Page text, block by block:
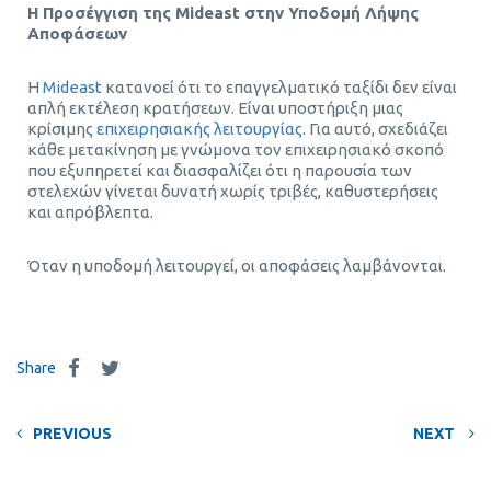
Η Προσέγγιση της Mideast στην Υποδομή Λήψης
Αποφάσεων
Η Mideast κατανοεί ότι το επαγγελματικό ταξίδι δεν είναι
απλή εκτέλεση κρατήσεων. Είναι υποστήριξη μιας
κρίσιμης επιχειρησιακής λειτουργίας. Για αυτό, σχεδιάζει
κάθε μετακίνηση με γνώμονα τον επιχειρησιακό σκοπό
που εξυπηρετεί και διασφαλίζει ότι η παρουσία των
στελεχών γίνεται δυνατή χωρίς τριβές, καθυστερήσεις
και απρόβλεπτα.
Όταν η υποδομή λειτουργεί, οι αποφάσεις λαμβάνονται.
Share
PREVIOUS NEXT